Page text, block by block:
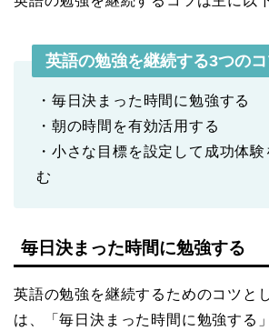
英語の勉強を継続する3つの
・毎日決まった時間に勉強する
・朝の時間を有効活用する
・小さな目標を設定して成功体
む
毎日決まった時間に勉強する
英語の勉強を継続するためのコツと
は、「毎日決まった時間に勉強する